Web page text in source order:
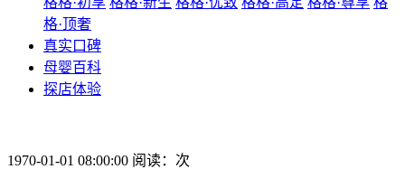
格·顶奢
真实口碑
母婴百科
探店体验
1970-01-01 08:00:00 阅读：次